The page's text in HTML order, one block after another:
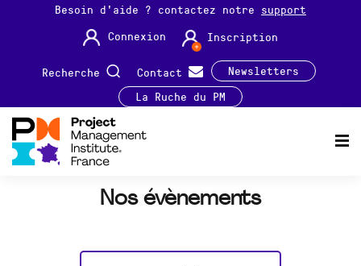
Besoin d'aide ? contactez notre support
Connexion
Inscription
Recherche Contact
Newsletters
La Ruche du PM
Nos évènements